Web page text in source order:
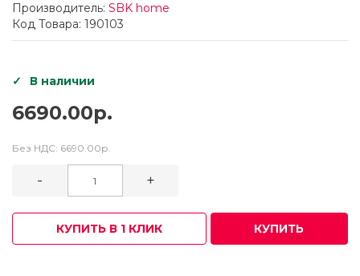
Производитель: SBK home
Код Товара: 190103
В наличии
6690.00р.
Без НДС: 6690.00р.
- +
КУПИТЬ В 1 КЛИК КУПИТЬ